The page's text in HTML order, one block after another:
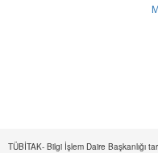
TÜBİTAK- Bilgi İşlem Daire Başkanlığı